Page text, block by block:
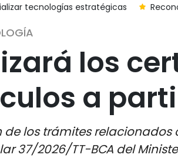
tecnologías estratégicas
los
a
los trámites relacionados
37/2026/TT-BCA del